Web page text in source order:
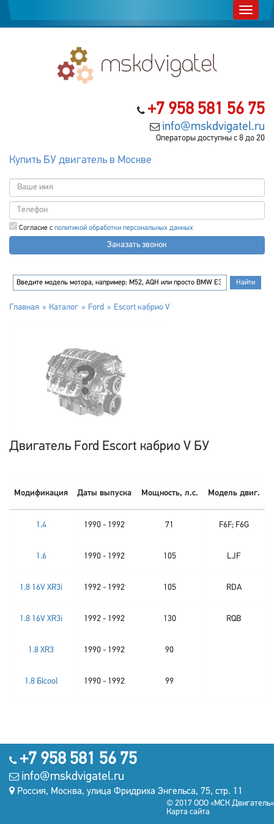
+7 958 581 56 75
info@mskdvigatel.ru
Операторы доступны с 8 до 20
Купить БУ двигатель в Москве
Согласие с политикой обработки персональных данных
Заказать звонок
Главная Каталог Ford Escort кабрио V
Двигатель Ford Escort кабрио V БУ
Модификация Даты выпуска Мощность, л.с. Модель двиг.
1.4 1990 - 1992 71 F6F; F6G
1.6 1990 - 1992 105 LJF
1.8 16V XR3i 1992 - 1992 105 RDA
1.8 16V XR3i 1992 - 1992 130 RQB
1.8 XR3 1990 - 1992 90
1.8 Бlcool 1990 - 1992 99
+7 958 581 56 75
info@mskdvigatel.ru
Россия, Москва, улица Фридриха Энгельса, 75, стр. 11
© 2017 ООО «МСК Двигатель»
Карта сайта